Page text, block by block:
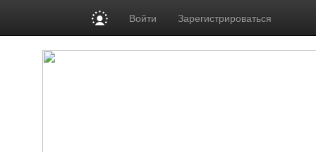
Войти Зарегистрироваться